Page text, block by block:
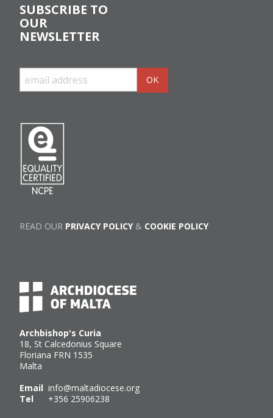
Archbishop's Curia
18, St Calcedonius Square
Floriana FRN 1535
Malta
Email info@maltadiocese.org
Tel +356 25906238
SUBSCRIBE TO
OUR
NEWSLETTER
READ OUR PRIVACY POLICY& COOKIE POLICY